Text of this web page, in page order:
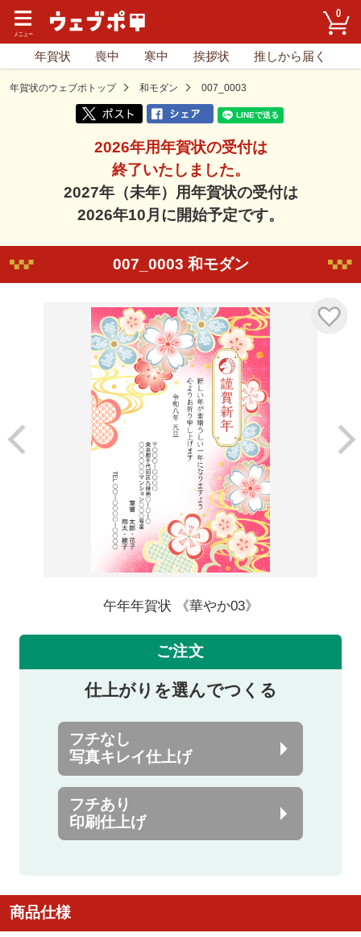
0
年賀状 喪中 寒中 挨拶状 推しから届く
年賀状のウェブポトップ 和モダン 007_0003
2026年用年賀状の受付は
終了いたしました。
2027年（未年）用年賀状の受付は
2026年10月に開始予定です。
007_0003 和モダン
午年年賀状 《華やか03》
ご注文
仕上がりを選んでつくる
フチなし
写真キレイ仕上げ
フチあり
印刷仕上げ
商品仕様